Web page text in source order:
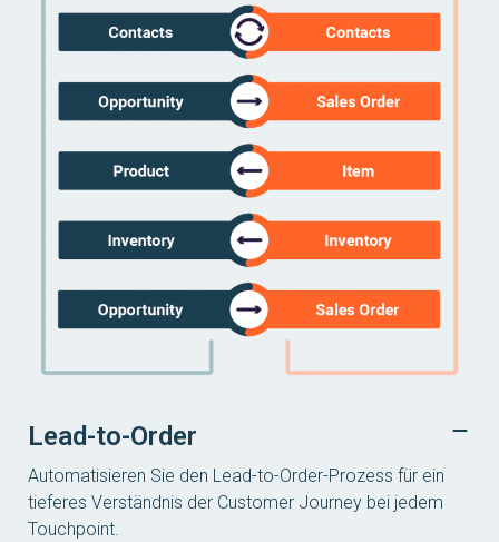
Lead-to-Order
Automatisieren Sie den Lead-to-Order-Prozess für ein
tieferes Verständnis der Customer Journey bei jedem
Touchpoint.